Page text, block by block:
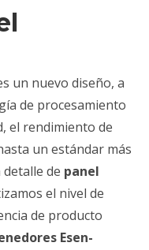
un nuevo diseño, a
de procesamiento
el rendimiento de
un estándar más
de panel
el nivel de
de producto
Esen-